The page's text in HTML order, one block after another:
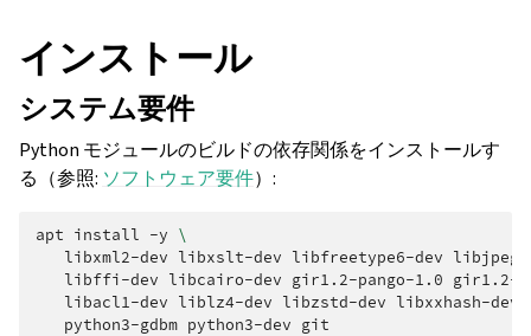
インストール
システム要件
Python モジュールのビルドの依存関係をインストールす
る（参照: ソフトウェア要件）:
apt install -y \
libxml2-dev libxslt-dev libfreetype6-dev libjpeg-
libffi-dev libcairo-dev gir1.2-pango-1.0 gir1.2-
libacl1-dev liblz4-dev libzstd-dev libxxhash-dev
python3-gdbm python3-dev